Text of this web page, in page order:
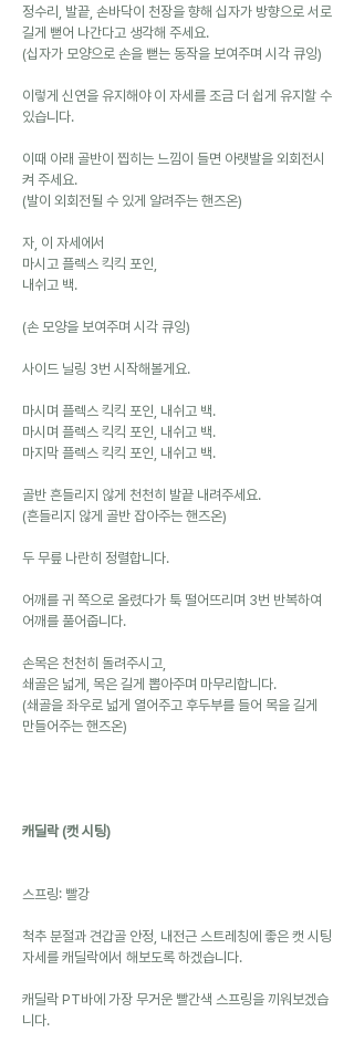
정수리, 발끝, 손바닥이 천장을 향해 십자가 방향으로 서로
길게 뻗어 나간다고 생각해 주세요.
(십자가 모양으로 손을 뻗는 동작을 보여주며 시각 큐잉)
이렇게 신연을 유지해야 이 자세를 조금 더 쉽게 유지할 수
있습니다.
이때 아래 골반이 찝히는 느낌이 들면 아랫발을 외회전시
켜 주세요.
(발이 외회전될 수 있게 알려주는 핸즈온)
자, 이 자세에서
마시고 플렉스 킥킥 포인,
내쉬고 백.
(손 모양을 보여주며 시각 큐잉)
사이드 닐링 3번 시작해볼게요.
마시며 플렉스 킥킥 포인, 내쉬고 백.
마시며 플렉스 킥킥 포인, 내쉬고 백.
마지막 플렉스 킥킥 포인, 내쉬고 백.
골반 흔들리지 않게 천천히 발끝 내려주세요.
(흔들리지 않게 골반 잡아주는 핸즈온)
두 무릎 나란히 정렬합니다.
어깨를 귀 쪽으로 올렸다가 툭 떨어뜨리며 3번 반복하여
어깨를 풀어줍니다.
손목은 천천히 돌려주시고,
쇄골은 넓게, 목은 길게 뽑아주며 마무리합니다.
(쇄골을 좌우로 넓게 열어주고 후두부를 들어 목을 길게
만들어주는 핸즈온)
캐딜락 (캣 시팅)
스프링: 빨강
척추 분절과 견갑골 안정, 내전근 스트레칭에 좋은 캣 시팅
자세를 캐딜락에서 해보도록 하겠습니다.
캐딜락 PT바에 가장 무거운 빨간색 스프링을 끼워보겠습
니다.